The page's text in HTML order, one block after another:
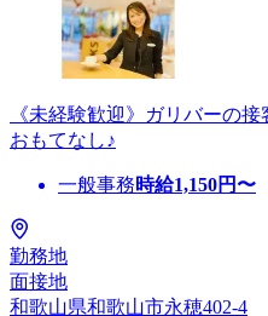
《未経験歓迎》ガリバーの
おもてなし♪
一般事務時給1,150円〜
勤務地
面接地
和歌山県和歌山市永穂402-4